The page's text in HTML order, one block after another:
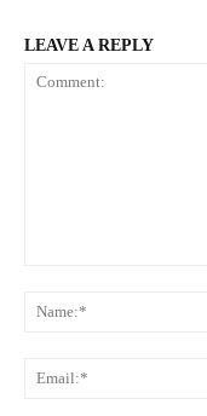
LEAVE A REPLY